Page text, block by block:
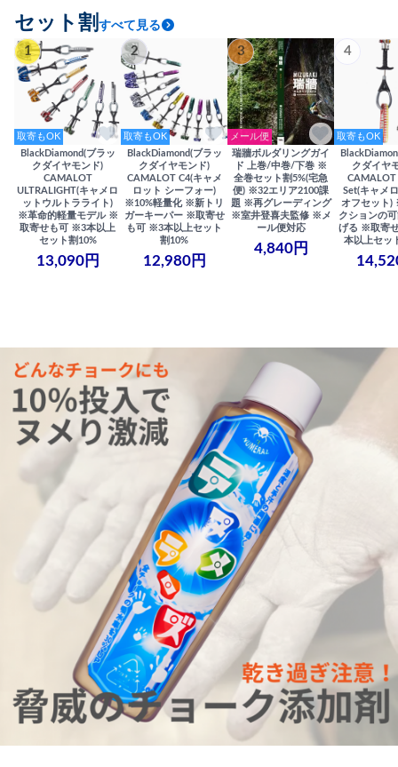
セット割 すべて見る
1
取寄もOK
BlackDiamond(ブラッ
クダイヤモンド)
CAMALOT
ULTRALIGHT(キャメロ
ットウルトラライト)
※革命的軽量モデル ※
取寄せも可 ※3本以上
セット割10%
13,090円
2
取寄もOK
BlackDiamond(ブラッ
クダイヤモンド)
CAMALOT C4(キャメ
ロット シーフォー)
※10%軽量化 ※新トリ
ガーキーパー ※取寄せ
も可 ※3本以上セット
割10%
12,980円
3
メール便
瑞牆ボルダリングガイ
ド 上巻/中巻/下巻 ※
全巻セット割5%(宅急
便) ※32エリア2100課
題 ※再グレーディング
※室井登喜夫監修 ※メ
ール便対応
4,840円
4
取寄もOK
クダイヤ
Set(キャメ
オフセット)
クションの
げる ※取寄
本以上セッ